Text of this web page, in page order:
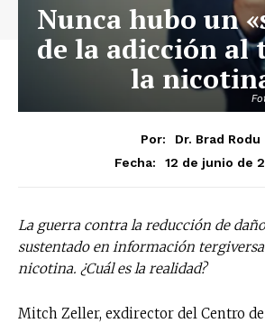
Nunca hubo un
de la adicción al
la
Por:
Dr. Brad Rodu
Fecha:
12 de junio de
La guerra contra la reducción de
sustentado en información
nicotina. ¿Cuál es la realidad?
Mitch Zeller, exdirector del Centro